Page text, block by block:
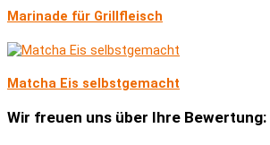
Marinade für Grillfleisch
Matcha Eis selbstgemacht
Wir freuen uns über Ihre Bewertung: